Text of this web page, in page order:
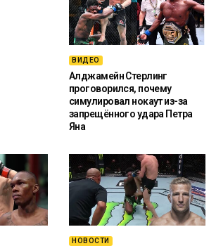
ВИДЕО
Алджамейн Стерлинг
проговорился, почему
симулировал нокаут из-за
запрещённого удара Петра
Яна
НОВОСТИ